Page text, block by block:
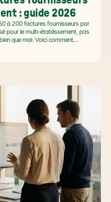
: guide 2026
à 200 factures fournisseurs par
pour le multi-établissement, pas
que mal. Voici comment
locale, capturer le levier BFR